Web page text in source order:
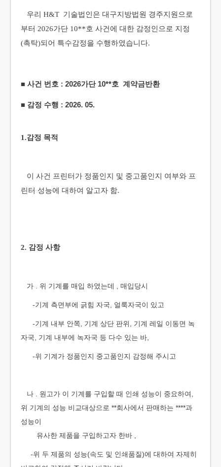
우리 H&T 기술법인은 대구지방법원 경주지원으로
부터 2026가단 10**호 사건에 대한 감정인으로 지정
(촉탁)되어 특수감정을 수행하였습니다.
■ 사건 번호 : 2026가단 10**호 계약금반환
■ 감정 수행 : 2026. 05.
1.감정 목적
이 사건 프린터가 정품인지 및 중고품인지 여부와 프
린터 성능에 대하여 알고자 함.
2. 감정 사항
가 . 위 기계를 매입 하였는데 , 매입당시
-기계 측면부에 긁힘 자국, 얼룩자국이 있고
-기계 내부 안쪽, 기계 상단 판위, 기계 레일 이동면 녹
자국, 기계 내부에 녹자국 등 다수 있는 바,
-위 기계가 정품인지 중고품인지 감정해 주시고
나 . 원고가 이 기계를 구입할 때 인쇄 성능이 중요하여,
위 기계의 성능 비교대상으로 **회사에서 판매하는 ****과
성능이
유사한 제품을 구입하고자 한바 ,
-위 두 제품의 성능(속도 및 인쇄품질)에 대하여 자제히